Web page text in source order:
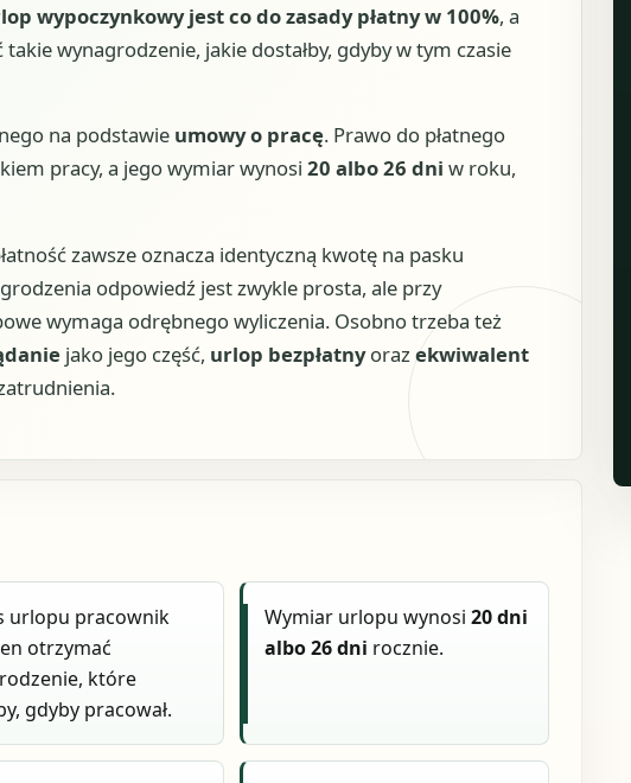
wypoczynkowy jest co do zasady płatny w 100%, a
wynagrodzenie, jakie dostałby, gdyby w tym czasie
na podstawie umowy o pracę. Prawo do płatnego
pracy, a jego wymiar wynosi 20 albo 26 dni w roku,
zawsze oznacza identyczną kwotę na pasku
odpowiedź jest zwykle prosta, ale przy
wymaga odrębnego wyliczenia. Osobno trzeba też
jako jego część, urlop bezpłatnyorazekwiwalent
urlopu pracownik
otrzymać
które
gdyby pracował.
Wymiar urlopu wynosi20 dni
albo 26 dni rocznie.